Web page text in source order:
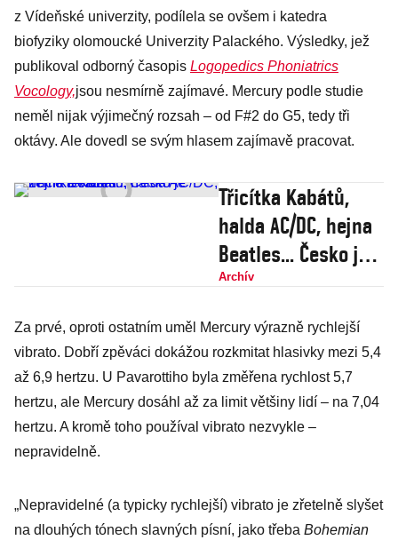
z Vídeňské univerzity, podílela se ovšem i katedra
biofyziky olomoucké Univerzity Palackého. Výsledky, jež
publikoval odborný časopis Logopedics Phoniatrics
Vocology,jsou nesmírně zajímavé. Mercury podle studie
neměl nijak výjimečný rozsah – od F#2 do G5, tedy tři
oktávy. Ale dovedl se svým hlasem zajímavě pracovat.
Třicítka Kabátů,
halda AC/DC, hejna
Beatles... Česko je
země revivalů
Archív
Za prvé, oproti ostatním uměl Mercury výrazně rychlejší
vibrato. Dobří zpěváci dokážou rozkmitat hlasivky mezi 5,4
až 6,9 hertzu. U Pavarottiho byla změřena rychlost 5,7
hertzu, ale Mercury dosáhl až za limit většiny lidí – na 7,04
hertzu. A kromě toho používal vibrato nezvykle –
nepravidelně.
„Nepravidelné (a typicky rychlejší) vibrato je zřetelně slyšet
na dlouhých tónech slavných písní, jako třeba Bohemian